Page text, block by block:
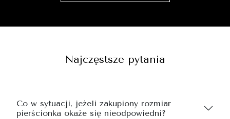
Najczęstsze pytania
Co w sytuacji, jeżeli zakupiony rozmiar
pierścionka okaże się nieodpowiedni?